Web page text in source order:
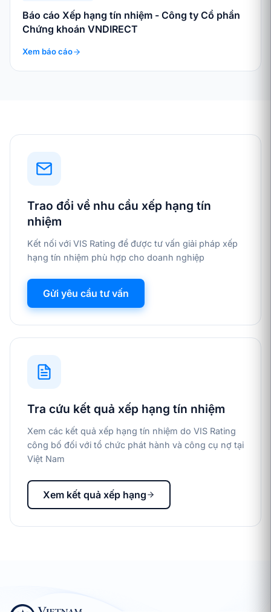
Báo cáo Xếp hạng tín nhiệm - Công ty Cổ phần
Chứng khoán VNDIRECT
Xem báo cáo
Trao đổi về nhu cầu xếp hạng tín
nhiệm
Kết nối với VIS Rating để được tư vấn giải pháp xếp
hạng tín nhiệm phù hợp cho doanh nghiệp
Gửi yêu cầu tư vấn
Tra cứu kết quả xếp hạng tín nhiệm
Xem các kết quả xếp hạng tín nhiệm do VIS Rating
công bố đối với tổ chức phát hành và công cụ nợ tại
Việt Nam
Xem kết quả xếp hạng